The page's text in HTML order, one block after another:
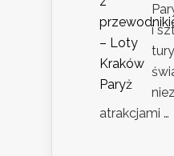
i
atrakcjami …